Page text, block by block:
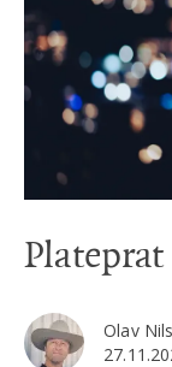
Olav